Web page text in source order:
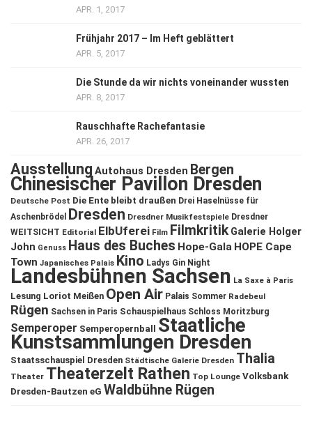
APR. 1, 2017
Frühjahr 2017 – Im Heft geblättert
APR. 5, 2017
Die Stunde da wir nichts voneinander wussten
APR. 8, 2017
Rauschhafte Rachefantasie
APR. 26, 2017
Ausstellung Autohaus Dresden Bergen
Chinesischer Pavillon Dresden
Deutsche Post Die Ente bleibt draußen Drei Haselnüsse für
Aschenbrödel
Dresden Dresdner Musikfestspiele Dresdner
WEITSICHT Editorial ElbUferei Film Filmkritik Galerie Holger
John Genuss Haus des Buches Hope-Gala HOPE Cape
Town Japanisches Palais Kino Ladys Gin Night
Landesbühnen Sachsen La Saxe à Paris
Lesung Loriot Meißen Open Air Palais Sommer Radebeul
Rügen Sachsen in Paris Schauspielhaus Schloss Moritzburg
Semperoper Semperopernball Staatliche
Kunstsammlungen Dresden
Staatsschauspiel Dresden Städtische Galerie Dresden Thalia
Theater Theaterzelt Rathen Top Lounge Volksbank
Dresden-Bautzen eG Waldbühne Rügen